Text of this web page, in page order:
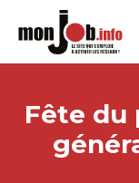
Fête du